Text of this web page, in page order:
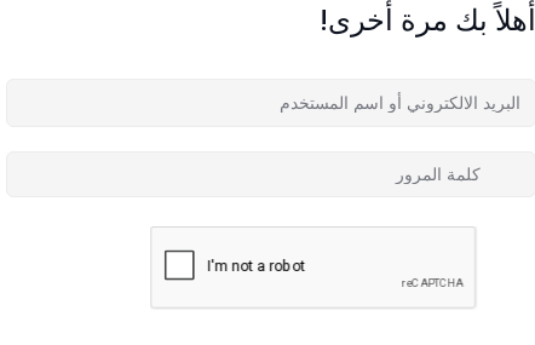
أهلاً بك مرة أخرى!